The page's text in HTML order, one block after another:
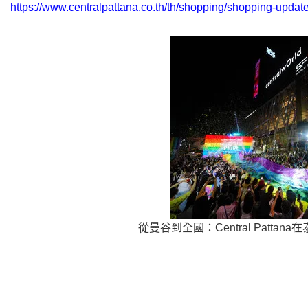
https://www.centralpattana.co.th/th/shopping/shopping-
從曼谷到全國：Central Pattana